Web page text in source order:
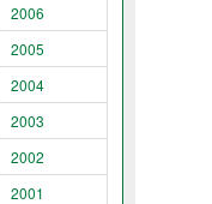
2006
2005
2004
2003
2002
2001